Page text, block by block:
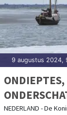
9 augustus 2024,
DEZE
NEDERLAND - De